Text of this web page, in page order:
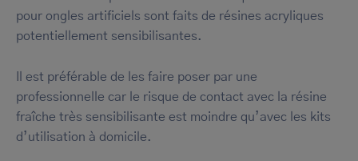
pour ongles artificiels sont faits de résines acryliques
potentiellement sensibilisantes.
Il est préférable de les faire poser par une
professionnelle car le risque de contact avec la résine
fraîche très sensibilisante est moindre qu’avec les kits
d’utilisation à domicile.